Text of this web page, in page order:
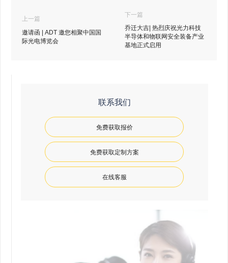
上一篇
邀请函 | ADT 邀您相聚中国国
际光电博览会
下一篇
乔迁大吉| 热烈庆祝光力科技
半导体和物联网安全装备产业
基地正式启用
联系我们
免费获取报价
免费获取定制方案
在线客服